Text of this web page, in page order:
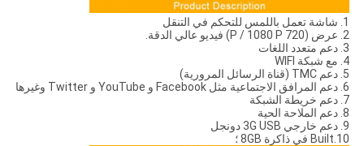
1. شاشة تعمل باللمس للتحكم في التنقل
2. عرض (720 P / 1080 P) فيديو عالي الدقة.
3. دعم متعدد اللغات
4. مع شبكة WIFI
5. دعم TMC (قناة الرسائل المرورية)
6. دعم المرافق الاجتماعية مثل Facebook و YouTube و Twitter وغيرها
7. دعم خريطة الشبكة
8. دعم الملاحة الحية
9. دعم خارجي 3G USB دونجل
10.Built في ذاكرة 8GB ؛